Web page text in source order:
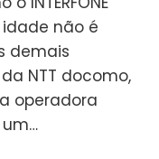
não é
demais
NTT docomo,
operadora